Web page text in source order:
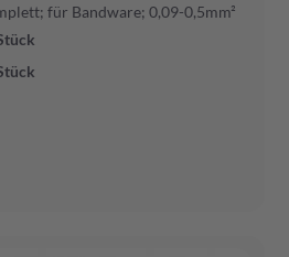
für Bandware; 0,09-0,5mm²